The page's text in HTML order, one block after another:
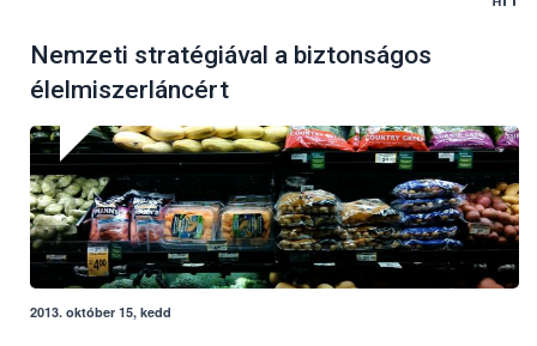
Nemzeti stratégiával a biztonságos
élelmiszerláncért
2013. október 15, kedd